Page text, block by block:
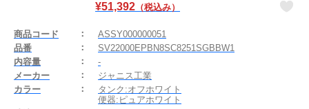
¥51,392 （税込み）
商品コード
ASSY000000051
品番
SV22000EPBN8SC8251SGBBW1
内容量
-
メーカー
ジャニス工業
カラー
タンク:オフホワイト
便器:ピュアホワイト